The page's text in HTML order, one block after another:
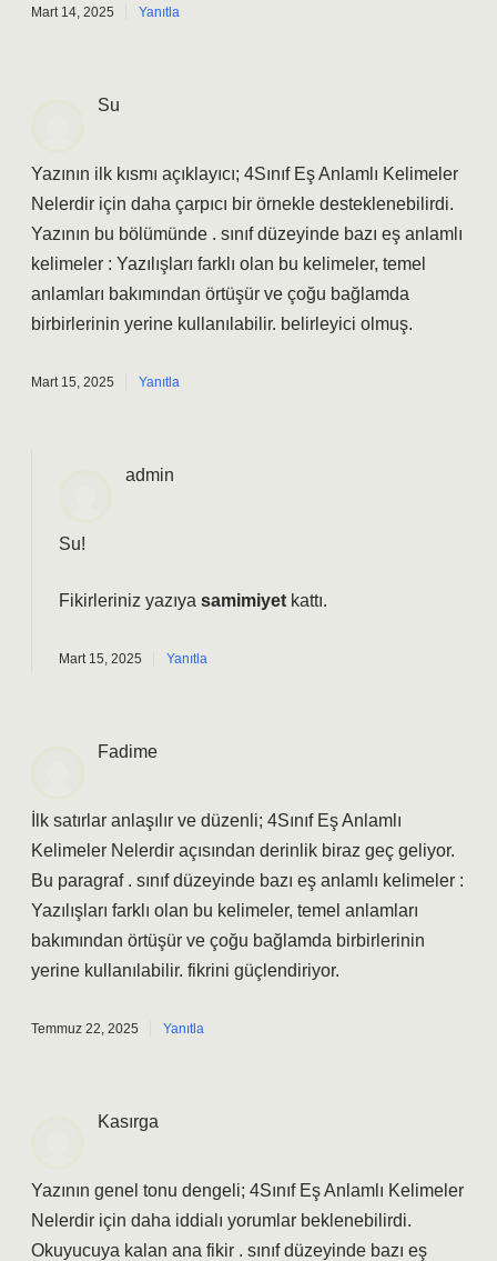
Mart 14, 2025 Yanıtla
Su
Yazının ilk kısmı açıklayıcı; 4Sınıf Eş Anlamlı Kelimeler
Nelerdir için daha çarpıcı bir örnekle desteklenebilirdi.
Yazının bu bölümünde . sınıf düzeyinde bazı eş anlamlı
kelimeler : Yazılışları farklı olan bu kelimeler, temel
anlamları bakımından örtüşür ve çoğu bağlamda
birbirlerinin yerine kullanılabilir. belirleyici olmuş.
Mart 15, 2025 Yanıtla
admin
Su!
Fikirleriniz yazıya samimiyet kattı.
Mart 15, 2025 Yanıtla
Fadime
İlk satırlar anlaşılır ve düzenli; 4Sınıf Eş Anlamlı
Kelimeler Nelerdir açısından derinlik biraz geç geliyor.
Bu paragraf . sınıf düzeyinde bazı eş anlamlı kelimeler :
Yazılışları farklı olan bu kelimeler, temel anlamları
bakımından örtüşür ve çoğu bağlamda birbirlerinin
yerine kullanılabilir. fikrini güçlendiriyor.
Temmuz 22, 2025 Yanıtla
Kasırga
Yazının genel tonu dengeli; 4Sınıf Eş Anlamlı Kelimeler
Nelerdir için daha iddialı yorumlar beklenebilirdi.
Okuyucuya kalan ana fikir . sınıf düzeyinde bazı eş